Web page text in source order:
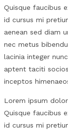
Quisque faucibus
id cursus mi
aenean sed diam
nec metus
lacinia integer
aptent taciti
inceptos
Lorem ipsum
Quisque faucibus
id cursus mi